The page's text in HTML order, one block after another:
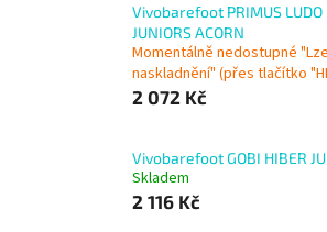
Vivobarefoot PRIMUS LUDO
JUNIORS ACORN
Momentálně nedostupné
naskladnění" (přes tlačítko
2 072 Kč
Vivobarefoot GOBI HIBER
Skladem
2 116 Kč